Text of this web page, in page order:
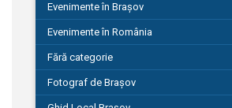
Evenimente în Brașov
Evenimente în România
Fără categorie
Fotograf de Brașov